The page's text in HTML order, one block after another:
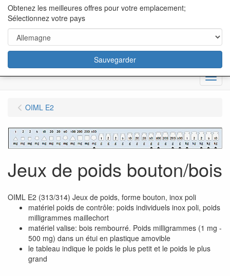
content="18/11/2025″/>
Menu
OIML E2
Jeux de poids bouton/bois
OIML E2 (313/314) Jeux de poids, forme bouton, inox poli
matériel poids de contrôle: poids individuels inox poli, poids
milligrammes maillechort
matériel valise: bois rembourré. Poids milligrammes (1 mg -
500 mg) dans un étui en plastique amovible
le tableau indique le poids le plus petit et le poids le plus
grand
Obtenez les meilleures offres pour votre emplacement;
Sélectionnez votre pays
Sauvegarder